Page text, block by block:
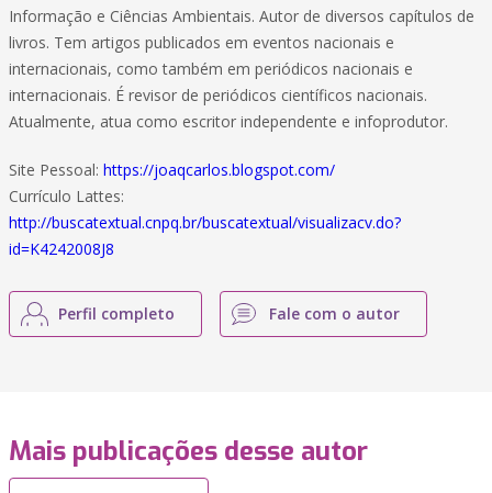
Informação e Ciências Ambientais. Autor de diversos capítulos de
livros. Tem artigos publicados em eventos nacionais e
internacionais, como também em periódicos nacionais e
internacionais. É revisor de periódicos científicos nacionais.
Atualmente, atua como escritor independente e infoprodutor.
Site Pessoal: https://joaqcarlos.blogspot.com/
Currículo Lattes:
http://buscatextual.cnpq.br/buscatextual/visualizacv.do?
id=K4242008J8
Perfil completo Fale com o autor
Mais publicações desse autor